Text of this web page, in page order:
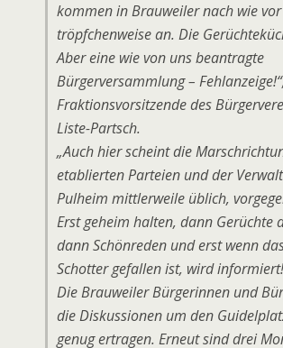
kommen in Brauweiler nach wie
tröpfchenweise an. Die
Aber eine wie von uns beantragte
Bürgerversammlung –
Fraktionsvorsitzende des
Liste-Partsch.
„Auch hier scheint die
etablierten Parteien und der
Pulheim mittlerweile üblich,
Erst geheim halten, dann Gerüchte
dann Schönreden und erst wenn
Schotter gefallen ist, wird
Die Brauweiler Bürgerinnen und
die Diskussionen um den
genug ertragen. Erneut sind drei